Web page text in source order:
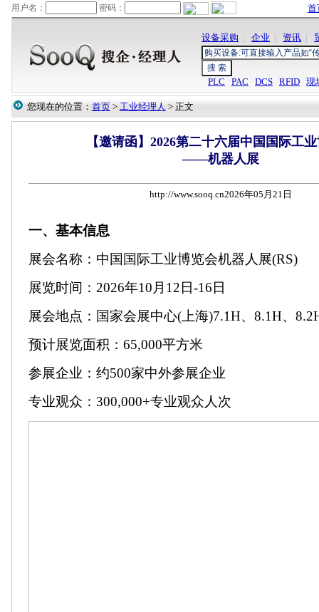
首
设备采购 | 企业 | 资讯 |
PLC PAC DCS RFID 现
您现在的位置： 首页> 工业经理人 > 正文
【邀请函】2026第二十六届中国国际工
——机器人展
http://www.sooq.cn2026年05月21日
一、基本信息
展会名称：中国国际工业博览会机器人展(RS)
展览时间：2026年10月12日-16日
展会地点：国家会展中心(上海)7.1H、8.1H、
预计展览面积：65,000平方米
参展企业：约500家中外参展企业
专业观众：300,000+专业观众人次